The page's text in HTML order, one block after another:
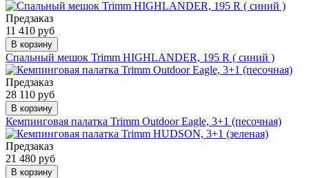
Предзаказ
11 410 руб
В корзину
Спальный мешок Trimm HIGHLANDER, 195 R ( синий )
Предзаказ
28 110 руб
В корзину
Кемпинговая палатка Trimm Outdoor Eagle, 3+1 (песочная)
Предзаказ
21 480 руб
В корзину